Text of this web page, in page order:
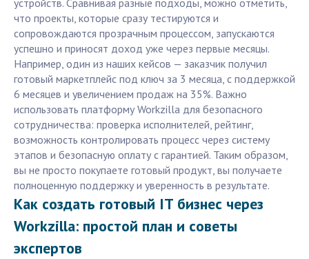
устройств. Сравнивая разные подходы, можно отметить,
что проекты, которые сразу тестируются и
сопровождаются прозрачным процессом, запускаются
успешно и приносят доход уже через первые месяцы.
Например, один из наших кейсов — заказчик получил
готовый маркетплейс под ключ за 3 месяца, с поддержкой
6 месяцев и увеличением продаж на 35%. Важно
использовать платформу Workzilla для безопасного
сотрудничества: проверка исполнителей, рейтинг,
возможность контролировать процесс через систему
этапов и безопасную оплату с гарантией. Таким образом,
вы не просто покупаете готовый продукт, вы получаете
полноценную поддержку и уверенность в результате.
Как создать готовый IT бизнес через
Workzilla: простой план и советы
экспертов